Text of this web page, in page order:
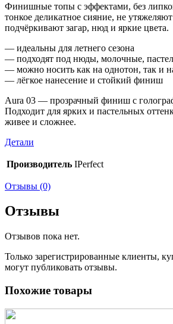
Финишные топы с эффектами, без
тонкое деликатное сияние, не
подчёркивают загар, нюд и яркие цвета.
— идеальны для летнего сезона
— подходят под нюды, молочные,
— можно носить как на однотон, так и
— лёгкое нанесение и стойкий финиш
Aura 03 — прозрачный финиш с
Подходит для ярких и пастельных
живее и сложнее.
Детали
Производитель IPerfect
Отзывы (0)
Отзывы
Отзывов пока нет.
Только зарегистрированные клиенты,
могут публиковать отзывы.
Похожие товары